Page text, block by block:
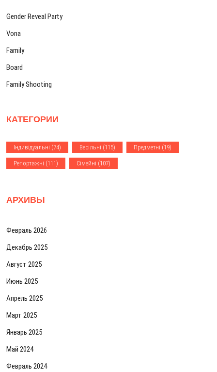
з
а
п
и
с
м
ь
Gender Reveal Party
Vona
Family
Board
Family Shooting
КАТЕГОРИИ
Iндивiдуальнi (74) Весiльнi (115) Предметнi (19)
Репортажнi (111) Сiмейнi (107)
АРХИВЫ
Февраль 2026
Декабрь 2025
Август 2025
Июнь 2025
Апрель 2025
Март 2025
Январь 2025
Май 2024
Февраль 2024